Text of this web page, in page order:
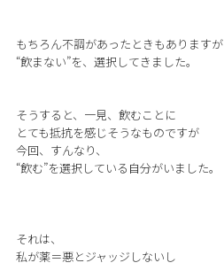
もちろん不調があったときもありますが
“飲まない”を、選択してきました。
そうすると、一見、飲むことに
とても抵抗を感じそうなものですが
今回、すんなり、
“飲む”を選択している自分がいました。
それは、
私が薬＝悪とジャッジしないし